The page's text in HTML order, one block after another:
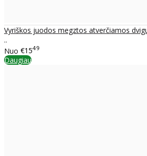
Vyriškos juodos megztos atverčiamos
..
Nuo €1549
Daugiau